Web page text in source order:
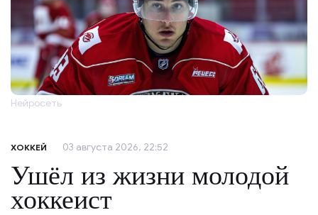
Нейросеть
ХОККЕЙ 03 августа 2026, 22:52
Ушёл из жизни молодой
хоккеист